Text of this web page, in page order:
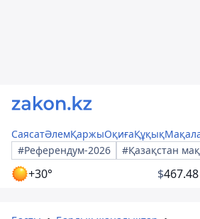
СаясатӘлемҚаржыОқиғаҚұқық
#Референдум-2026
#Қазақстан
+30° $467.48